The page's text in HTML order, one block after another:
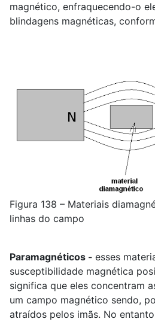
magnético, enfraquecendo-o
blindagens magnéticas,
Figura 138 – Materiais
linhas do campo
Paramagnéticos - esses
susceptibilidade magnética
significa que eles concentram
um campo magnético sendo,
atraídos pelos imãs. No